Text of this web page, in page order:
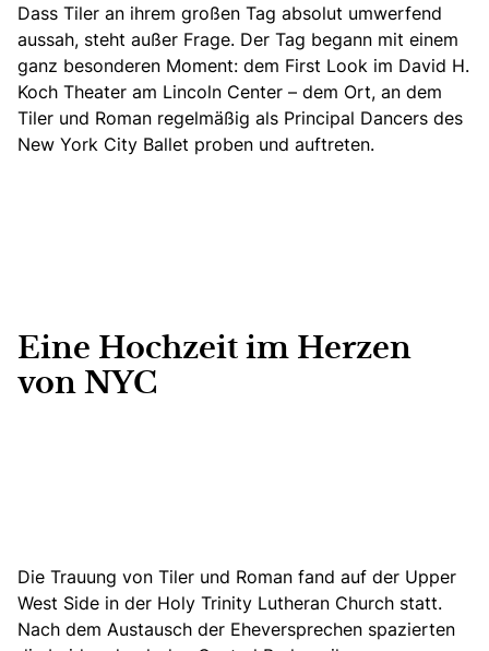
Dass Tiler an ihrem großen Tag absolut umwerfend
aussah, steht außer Frage. Der Tag begann mit einem
ganz besonderen Moment: dem First Look im David H.
Koch Theater am Lincoln Center – dem Ort, an dem
Tiler und Roman regelmäßig als Principal Dancers des
New York City Ballet proben und auftreten.
Eine Hochzeit im Herzen
von NYC
Die Trauung von Tiler und Roman fand auf der Upper
West Side in der Holy Trinity Lutheran Church statt.
Nach dem Austausch der Eheversprechen spazierten